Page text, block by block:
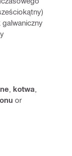
galwaniczny
kotwa
or